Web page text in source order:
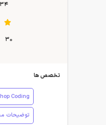
30
تخصص ها
Coding
توضیحات